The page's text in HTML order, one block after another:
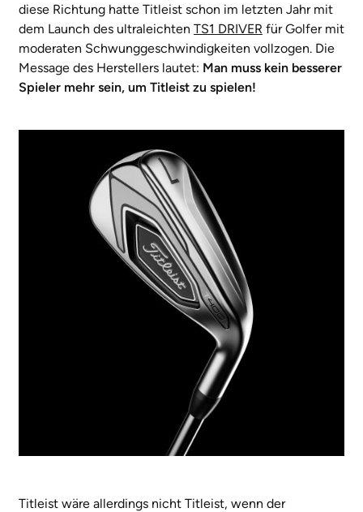
diese Richtung hatte Titleist schon im letzten Jahr mit
dem Launch des ultraleichten TS1 DRIVER für Golfer mit
moderaten Schwunggeschwindigkeiten vollzogen. Die
Message des Herstellers lautet: Man muss kein besserer
Spieler mehr sein, um Titleist zu spielen!
Titleist wäre allerdings nicht Titleist, wenn der